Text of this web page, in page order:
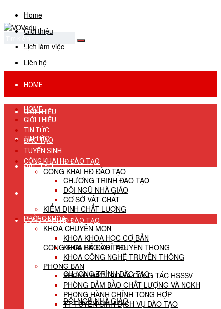
Home
Giới thiệu
Lịch làm việc
Liên hệ
No Result
View All Result
HOME
GIỚI THIỆU
TIN TỨC
ĐÀO TẠO
TUYỂN SINH
CÔNG KHAI HĐ ĐÀO TẠO
CÔNG KHAI HĐ ĐÀO TẠO
CHƯƠNG TRÌNH ĐÀO TẠO
ĐỘI NGŨ NHÀ GIÁO
HOME
GIỚI THIỆU
TIN TỨC
ĐÀO TẠO
TUYỂN SINH
CÔNG KHAI HĐ ĐÀO TẠO
CÔNG KHAI HĐ ĐÀO TẠO
CHƯƠNG TRÌNH ĐÀO TẠO
ĐỘI NGŨ NHÀ GIÁO
CƠ SỞ VẬT CHẤT
KIỂM ĐỊNH CHẤT LƯỢNG
PHÒNG KHOA
KHOA CHUYÊN MÔN
KHOA KHOA HỌC CƠ BẢN
KHOA BÁO CHÍ TRUYỀN THÔNG
KHOA CÔNG NGHỆ TRUYỀN THÔNG
PHÒNG BAN
PHÒNG ĐÀO TẠO VÀ CÔNG TÁC HSSSV
PHÒNG ĐẢM BẢO CHẤT LƯỢNG VÀ NCKH
PHÒNG HÀNH CHÍNH TỔNG HỢP
TT TUYỂN SINH DỊCH VỤ ĐÀO TẠO